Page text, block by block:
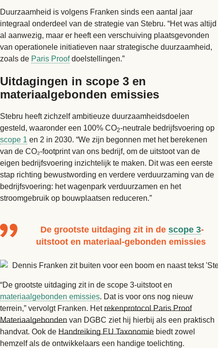
Duurzaamheid is volgens Franken sinds een aantal jaar
integraal onderdeel van de strategie van Stebru. “Het was altijd
al aanwezig, maar er heeft een verschuiving plaatsgevonden
van operationele initiatieven naar strategische duurzaamheid,
zoals de Paris Proofdoelstellingen.”
Uitdagingen in scope 3 en
materiaalgebonden emissies
Stebru heeft zichzelf ambitieuze duurzaamheidsdoelen
gesteld, waaronder een 100% CO2-neutrale bedrijfsvoering op
scope 1 en 2 in 2030. “We zijn begonnen met het berekenen
van de CO₂-footprint van ons bedrijf, om de uitstoot van de
eigen bedrijfsvoering inzichtelijk te maken. Dit was een eerste
stap richting bewustwording en verdere verduurzaming van de
bedrijfsvoering: het wagenpark verduurzamen en het
stroomgebruik op bouwplaatsen reduceren.”
De grootste uitdaging zit in de scope 3-
uitstoot en materiaal-gebonden emissies
“De grootste uitdaging zit in de scope 3-uitstoot en
materiaalgebonden emissies. Dat is voor ons nog nieuw
terrein,” vervolgt Franken. Het rekenprotocol Paris Proof
Materiaalgebonden van DGBC ziet hij hierbij als een praktisch
handvat. Ook de Handreiking EU Taxonomie biedt zowel
hemzelf als de ontwikkelaars een handige toelichting.